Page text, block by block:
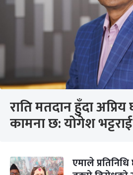
राति मतदान हुँदा
कामना छ: योगेश भट्टराई
एमाले